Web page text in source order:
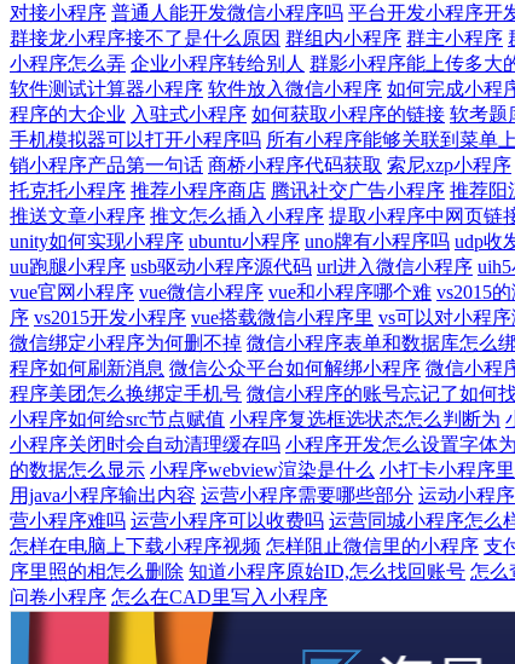
对接小程序 普通人能开发微信小程序吗 平台开发小程序开
群接龙小程序接不了是什么原因 群组内小程序 群主小程序
小程序怎么弄 企业小程序转给别人 群影小程序能上传多大
软件测试计算器小程序 软件放入微信小程序 如何完成小程
程序的大企业 入驻式小程序 如何获取小程序的链接 软考题
手机模拟器可以打开小程序吗 所有小程序能够关联到菜单
销小程序产品第一句话 商桥小程序代码获取 索尼xzp小程序
托克托小程序 推荐小程序商店 腾讯社交广告小程序 推荐阳
推送文章小程序 推文怎么插入小程序 提取小程序中网页链
unity如何实现小程序 ubuntu小程序 uno牌有小程序吗 udp收
uu跑腿小程序 usb驱动小程序源代码 url进入微信小程序
vue官网小程序 vue微信小程序 vue和小程序哪个难 vs2015
序 vs2015开发小程序 vue搭载微信小程序里 vs可以对小程
微信绑定小程序为何删不掉 微信小程序表单和数据库怎么
程序如何刷新消息 微信公众平台如何解绑小程序 微信小程
程序美团怎么换绑定手机号 微信小程序的账号忘记了如何
小程序如何给src节点赋值 小程序复选框选状态怎么判断为
小程序关闭时会自动清理缓存吗 小程序开发怎么设置字体
的数据怎么显示 小程序webview渲染是什么 小打卡小程序
用java小程序输出内容 运营小程序需要哪些部分 运动小程
营小程序难吗 运营小程序可以收费吗 运营同城小程序怎么
怎样在电脑上下载小程序视频 怎样阻止微信里的小程序 支
序里照的相怎么删除 知道小程序原始ID,怎么找回账号 怎么
问卷小程序 怎么在CAD里写入小程序